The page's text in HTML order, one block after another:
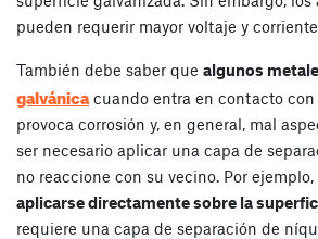
pueden requerir mayor voltaje y
También debe saber que algunos
galvánicacuando entra en contacto con
provoca corrosión y, en general, mal
ser necesario aplicar una capa de
no reaccione con su vecino. Por ejemplo,
aplicarse directamente sobre la
requiere una capa de separación de